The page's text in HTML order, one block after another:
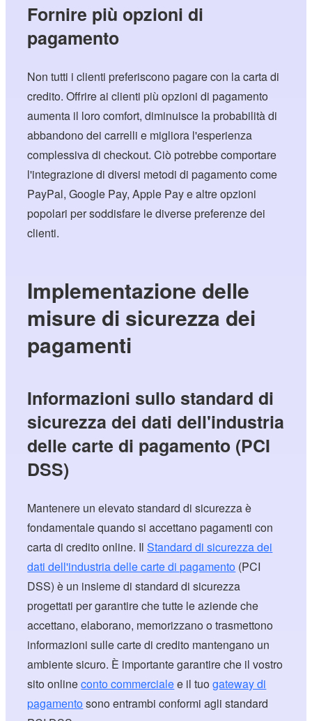
Fornire più opzioni di
pagamento
Non tutti i clienti preferiscono pagare con la carta di
credito. Offrire ai clienti più opzioni di pagamento
aumenta il loro comfort, diminuisce la probabilità di
abbandono dei carrelli e migliora l'esperienza
complessiva di checkout. Ciò potrebbe comportare
l'integrazione di diversi metodi di pagamento come
PayPal, Google Pay, Apple Pay e altre opzioni
popolari per soddisfare le diverse preferenze dei
clienti.
Implementazione delle
misure di sicurezza dei
pagamenti
Informazioni sullo standard di
sicurezza dei dati dell'industria
delle carte di pagamento (PCI
DSS)
Mantenere un elevato standard di sicurezza è
fondamentale quando si accettano pagamenti con
carta di credito online. IlStandard di sicurezza dei
dati dell'industria delle carte di pagamento (PCI
DSS) è un insieme di standard di sicurezza
progettati per garantire che tutte le aziende che
accettano, elaborano, memorizzano o trasmettono
informazioni sulle carte di credito mantengano un
ambiente sicuro. È importante garantire che il vostro
sito onlineconto commercialee il tuogateway di
pagamento sono entrambi conformi agli standard